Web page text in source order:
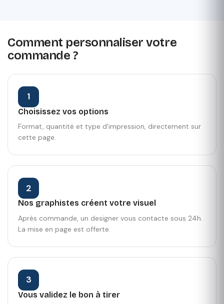
Comment personnaliser votre
commande ?
1
Choisissez vos options
Format, quantité et type d'impression, directement sur
cette page.
2
Nos graphistes créent votre visuel
Après commande, un designer vous contacte sous 24h.
La mise en page est offerte.
3
Vous validez le bon à tirer